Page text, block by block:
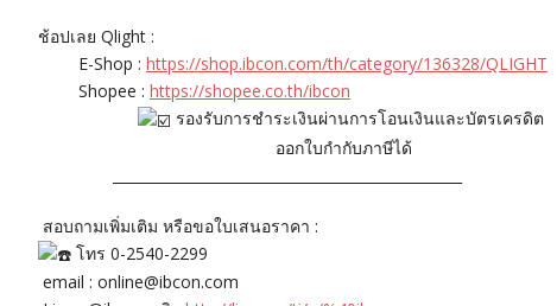
ช้อปเลย Qlight :
E-Shop : https://shop.ibcon.com/th/category/136328/QLIGHT
Shopee : https://shopee.co.th/ibcon
รองรับการชำระเงินผ่านการโอนเงินและบัตรเครดิต
ออกใบกํากับภาษีได้
สอบถามเพิ่มเติม หรือขอใบเสนอราคา :
โทร 0-2540-2299
email : online@ibcon.com